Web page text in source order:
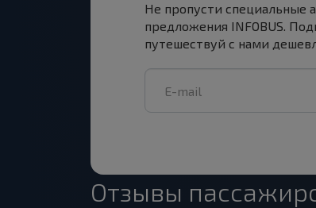
Не пропусти специальные
предложения INFOBUS.
путешествуй с нами
Отзывы